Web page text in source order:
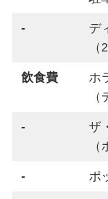
-
デ
飲食費
ホ
-
ザ
- ポ